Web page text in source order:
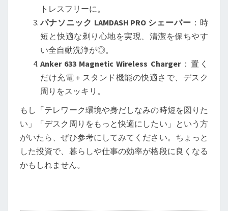
トレスフリーに。
パナソニック LAMDASH PRO シェーバー ：時
短と快適な剃り心地を実現、清潔を保ちやす
い全自動洗浄が◎。
Anker 633 Magnetic Wireless Charger：置く
だけ充電＋スタンド機能の快適さで、デスク
周りをスッキリ。
もし「テレワーク環境や身だしなみの時短を図りた
い」「デスク周りをもっと快適にしたい」という方
がいたら、ぜひ参考にしてみてください。ちょっと
した投資で、暮らしや仕事の効率が格段に良くなる
かもしれません。